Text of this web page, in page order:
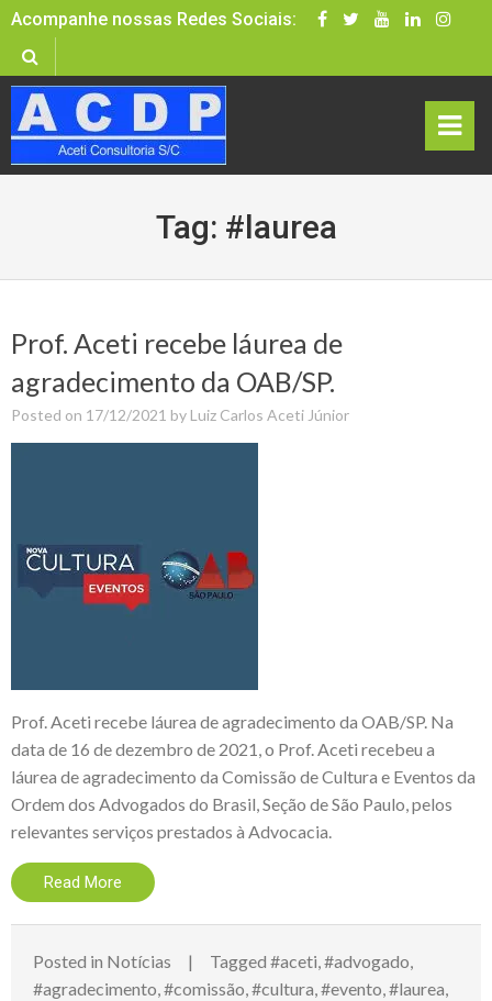
Skip
content
Acompanhe nossas Redes Sociais:
rima
Men
Tag: #laurea
Prof. Aceti recebe láurea de
agradecimento da OAB/SP.
Posted on 17/12/2021 by Luiz Carlos Aceti Júnior
Prof. Aceti recebe láurea de agradecimento da OAB/SP. Na
data de 16 de dezembro de 2021, o Prof. Aceti recebeu a
láurea de agradecimento da Comissão de Cultura e Eventos da
Ordem dos Advogados do Brasil, Seção de São Paulo, pelos
relevantes serviços prestados à Advocacia.
Read More
Posted in Notícias Tagged #aceti,#advogado,
#agradecimento,#comissão,#cultura,#evento,#laurea,